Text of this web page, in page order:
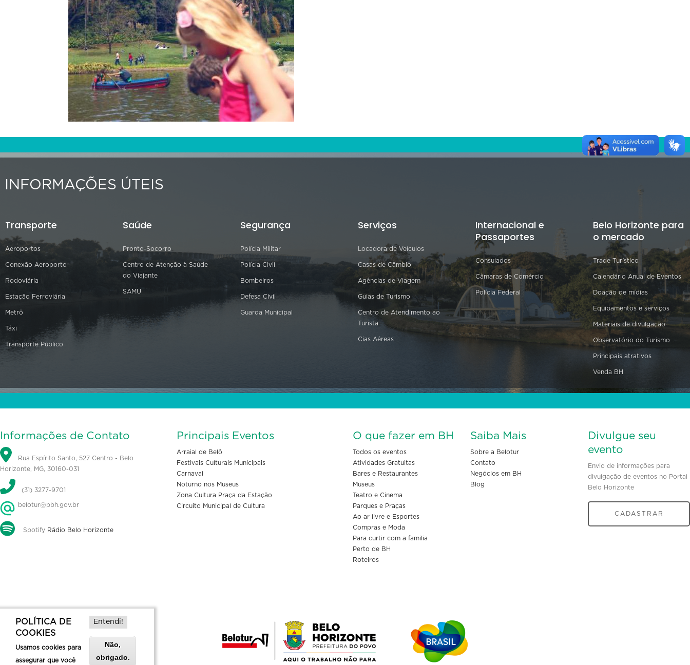
INFORMAÇÕES ÚTEIS
Transporte
Aeroportos
Conexão Aeroporto
Rodoviária
Estação Ferroviária
Metrô
Táxi
Transporte Público
Saúde
Pronto-Socorro
Centro de Atenção à Saúde
do Viajante
SAMU
Segurança
Polícia Militar
Polícia Civil
Bombeiros
Defesa Civil
Guarda Municipal
Serviços
Locadora de Veículos
Casas de Câmbio
Agências de Viagem
Guias de Turismo
Centro de Atendimento ao
Turista
Cias Aéreas
Internacional e
Passaportes
Consulados
Câmaras de Comércio
Polícia Federal
Belo Horizonte para
o mercado
Trade Turístico
Calendário Anual de Eventos
Doação de mídias
Equipamentos e serviços
Materiais de divulgação
Observatório do Turismo
Principais atrativos
Venda BH
Informações de Contato
Rua Espírito Santo, 527 Centro - Belo
Horizonte, MG, 30160-031
(31) 3277-9701
belotur@pbh.gov.br
Spotify Rádio Belo Horizonte
Principais Eventos
Arraial de Belô
Festivais Culturais Municipais
Carnaval
Noturno nos Museus
Zona Cultura Praça da Estação
Circuito Municipal de Cultura
O que fazer em BH
Todos os eventos
Atividades Gratuitas
Bares e Restaurantes
Museus
Teatro e Cinema
Parques e Praças
Ao ar livre e Esportes
Compras e Moda
Para curtir com a familia
Perto de BH
Roteiros
Saiba Mais
Sobre a Belotur
Contato
Negócios em BH
Blog
Divulgue seu
evento
Envio de informações para
divulgação de eventos no Portal
Belo Horizonte
CADASTRAR
POLÍTICA DE
COOKIES
Usamos cookies para
assegurar que você
Entendi!
Não,
obrigado.